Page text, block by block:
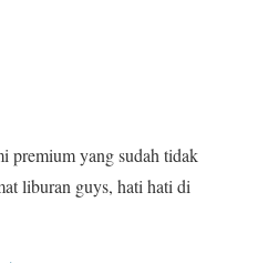
premium yang sudah tidak
liburan guys, hati hati di